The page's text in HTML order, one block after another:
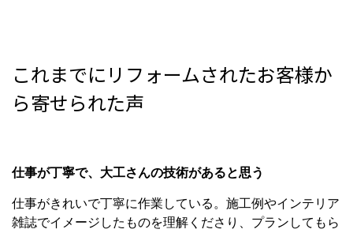
これまでにリフォームされたお客様か
ら寄せられた声
仕事が丁寧で、大工さんの技術があると思う
仕事がきれいで丁寧に作業している。施工例やインテリア
雑誌でイメージしたものを理解くださり、プランしてもら